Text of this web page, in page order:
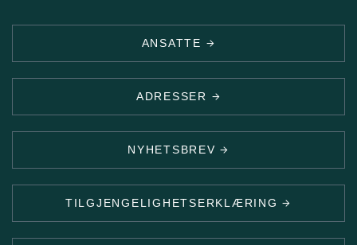
ANSATTE
ADRESSER
NYHETSBREV
TILGJENGELIGHETSERKLÆRING